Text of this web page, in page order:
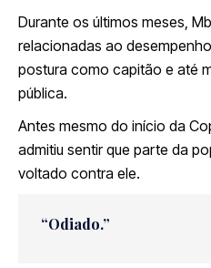
Durante os últimos meses,
relacionadas ao
postura como capitão e até
pública.
Antes mesmo do início da
admitiu sentir que parte da
voltado contra ele.
“Odiado.”